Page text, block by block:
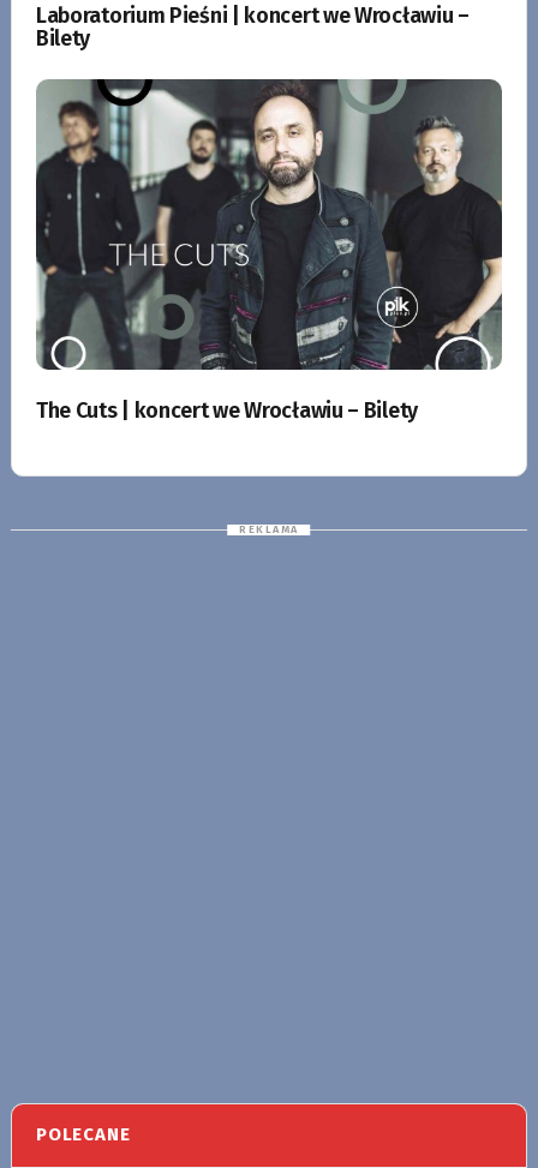
Laboratorium Pieśni | koncert we Wrocławiu –
Bilety
The Cuts | koncert we Wrocławiu – Bilety
POLECANE